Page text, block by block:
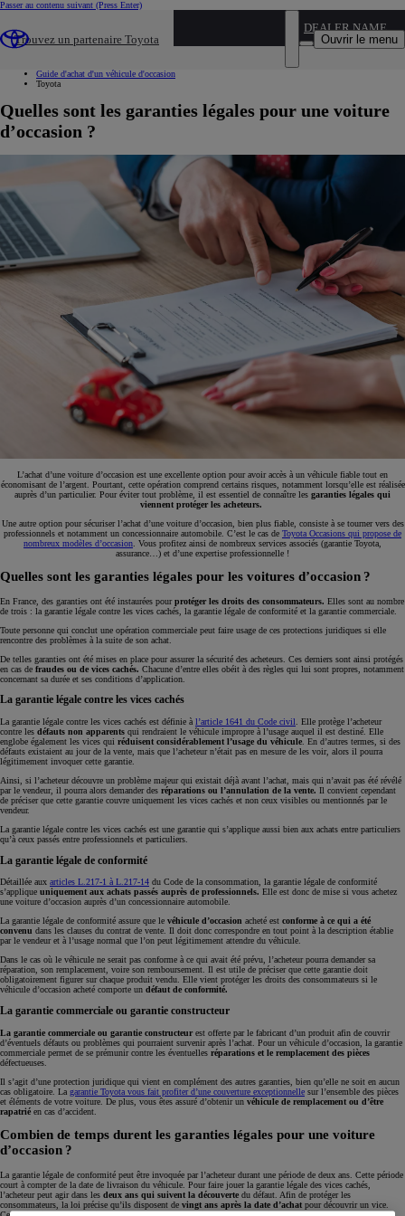
Passer au contenu suivant (Press Enter)
Trouvez un partenaire Toyota
DEALER NAME
Ouvrir le menu
Guide d'achat d'un véhicule d'occasion
Toyota
Quelles sont les garanties légales pour une voiture
d’occasion ?
L’achat d’une voiture d’occasion est une excellente option pour avoir accès à un véhicule fiable tout en
économisant de l’argent. Pourtant, cette opération comprend certains risques, notamment lorsqu’elle est réalisée
auprès d’un particulier. Pour éviter tout problème, il est essentiel de connaître les garanties légales qui
viennent protéger les acheteurs.
Une autre option pour sécuriser l’achat d’une voiture d’occasion, bien plus fiable, consiste à se tourner vers des
professionnels et notamment un concessionnaire automobile. C’est le cas de Toyota Occasions qui propose de
nombreux modèles d’occasion . Vous profitez ainsi de nombreux services associés (garantie Toyota,
assurance…) et d’une expertise professionnelle !
Quelles sont les garanties légales pour les voitures d’occasion ?
En France, des garanties ont été instaurées pourprotéger les droits des consommateurs. Elles sont au nombre
de trois : la garantie légale contre les vices cachés, la garantie légale de conformité et la garantie commerciale.
Toute personne qui conclut une opération commerciale peut faire usage de ces protections juridiques si elle
rencontre des problèmes à la suite de son achat.
De telles garanties ont été mises en place pour assurer la sécurité des acheteurs. Ces derniers sont ainsi protégés
en cas de fraudes ou de vices cachés. Chacune d’entre elles obéit à des règles qui lui sont propres, notamment
concernant sa durée et ses conditions d’application.
La garantie légale contre les vices cachés
La garantie légale contre les vices cachés est définie à l’article 1641 du Code civil . Elle protège l’acheteur
contre les défauts non apparents qui rendraient le véhicule impropre à l’usage auquel il est destiné. Elle
englobe également les vices qui réduisent considérablement l’usage du véhicule . En d’autres termes, si des
défauts existaient au jour de la vente, mais que l’acheteur n’était pas en mesure de les voir, alors il pourra
légitimement invoquer cette garantie.
Ainsi, si l’acheteur découvre un problème majeur qui existait déjà avant l’achat, mais qui n’avait pas été révélé
par le vendeur, il pourra alors demander des réparations ou l’annulation de la vente. Il convient cependant
de préciser que cette garantie couvre uniquement les vices cachés et non ceux visibles ou mentionnés par le
vendeur.
La garantie légale contre les vices cachés est une garantie qui s’applique aussi bien aux achats entre particuliers
qu’à ceux passés entre professionnels et particuliers.
La garantie légale de conformité
Détaillée aux articles L.217-1 à L.217-14 du Code de la consommation, la garantie légale de conformité
s’applique uniquement aux achats passés auprès de professionnels. Elle est donc de mise si vous achetez
une voiture d’occasion auprès d’un concessionnaire automobile.
La garantie légale de conformité assure que le véhicule d’occasion acheté est conforme à ce qui a été
convenu dans les clauses du contrat de vente. Il doit donc correspondre en tout point à la description établie
par le vendeur et à l’usage normal que l’on peut légitimement attendre du véhicule.
Dans le cas où le véhicule ne serait pas conforme à ce qui avait été prévu, l’acheteur pourra demander sa
réparation, son remplacement, voire son remboursement. Il est utile de préciser que cette garantie doit
obligatoirement figurer sur chaque produit vendu. Elle vient protéger les droits des consommateurs si le
véhicule d’occasion acheté comporte un défaut de conformité.
La garantie commerciale ou garantie constructeur
La garantie commerciale ou garantie constructeurest offerte par le fabricant d’un produit afin de couvrir
d’éventuels défauts ou problèmes qui pourraient survenir après l’achat. Pour un véhicule d’occasion, la garantie
commerciale permet de se prémunir contre les éventuelles réparations et le remplacement des pièces
défectueuses.
Il s’agit d’une protection juridique qui vient en complément des autres garanties, bien qu’elle ne soit en aucun
cas obligatoire. La garantie Toyota vous fait profiter d’une couverture exceptionnelle sur l’ensemble des pièces
et éléments de votre voiture. De plus, vous êtes assuré d’obtenir un véhicule de remplacement ou d’être
rapatrié en cas d’accident.
Combien de temps durent les garanties légales pour une voiture
d’occasion ?
La garantie légale de conformité peut être invoquée par l’acheteur durant une période de deux ans. Cette période
court à compter de la date de livraison du véhicule. Pour faire jouer la garantie légale des vices cachés,
l’acheteur peut agir dans les deux ans qui suivent la découverte du défaut. Afin de protéger les
consommateurs, la loi précise qu’ils disposent de vingt ans après la date d’achat pour découvrir un vice.